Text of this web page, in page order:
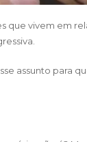
vivem em
assunto para